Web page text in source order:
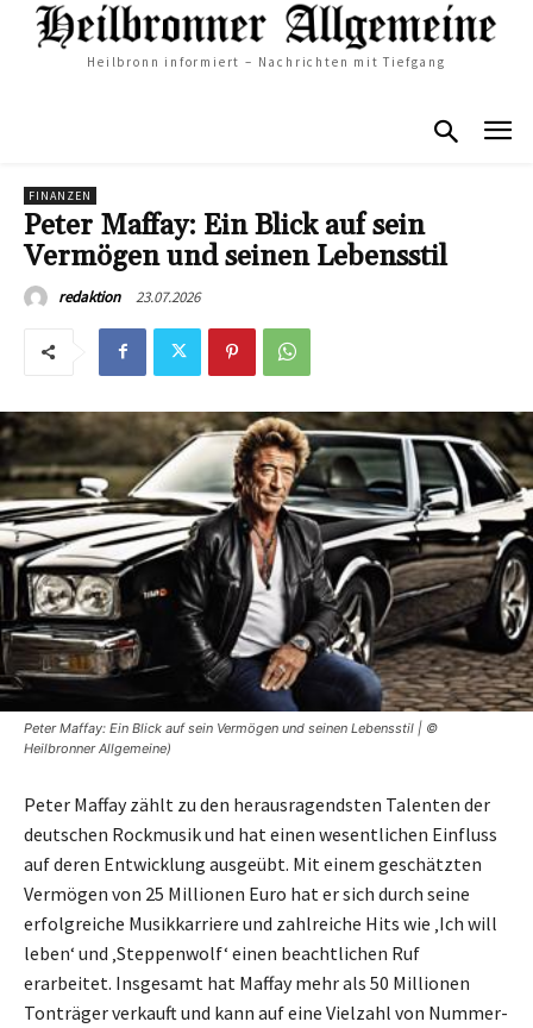
Heilbronn informiert – Nachrichten mit Tiefgang
FINANZEN
Peter Maffay: Ein Blick auf sein
Vermögen und seinen Lebensstil
redaktion 23.07.2026
Peter Maffay: Ein Blick auf sein Vermögen und seinen Lebensstil | ©
Heilbronner Allgemeine)
Peter Maffay zählt zu den herausragendsten Talenten der
deutschen Rockmusik und hat einen wesentlichen Einfluss
auf deren Entwicklung ausgeübt. Mit einem geschätzten
Vermögen von 25 Millionen Euro hat er sich durch seine
erfolgreiche Musikkarriere und zahlreiche Hits wie ‚Ich will
leben‘ und ‚Steppenwolf‘ einen beachtlichen Ruf
erarbeitet. Insgesamt hat Maffay mehr als 50 Millionen
Tonträger verkauft und kann auf eine Vielzahl von Nummer-